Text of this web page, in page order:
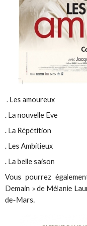
. Les amoureux
. La nouvelle Eve
. La Répétition
. Les Ambitieux
. La belle saison
Vous pourrez
Demain » de Mélanie
de-Mars.